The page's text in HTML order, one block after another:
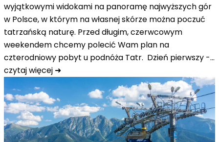
wyjątkowymi widokami na panoramę najwyższych gór
w Polsce, w którym na własnej skórze można poczuć
tatrzańską naturę. Przed długim, czerwcowym
weekendem chcemy polecić Wam plan na
czterodniowy pobyt u podnóża Tatr. Dzień pierwszy -…
czytaj więcej ➜